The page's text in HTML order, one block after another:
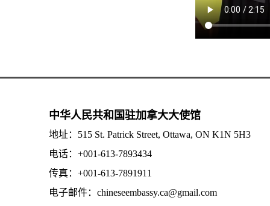
中华人民共和国驻加拿大大使馆
地址：515 St. Patrick Street, Ottawa, ON K1N 5H3
电话：+001-613-7893434
传真：+001-613-7891911
电子邮件：chineseembassy.ca@gmail.com